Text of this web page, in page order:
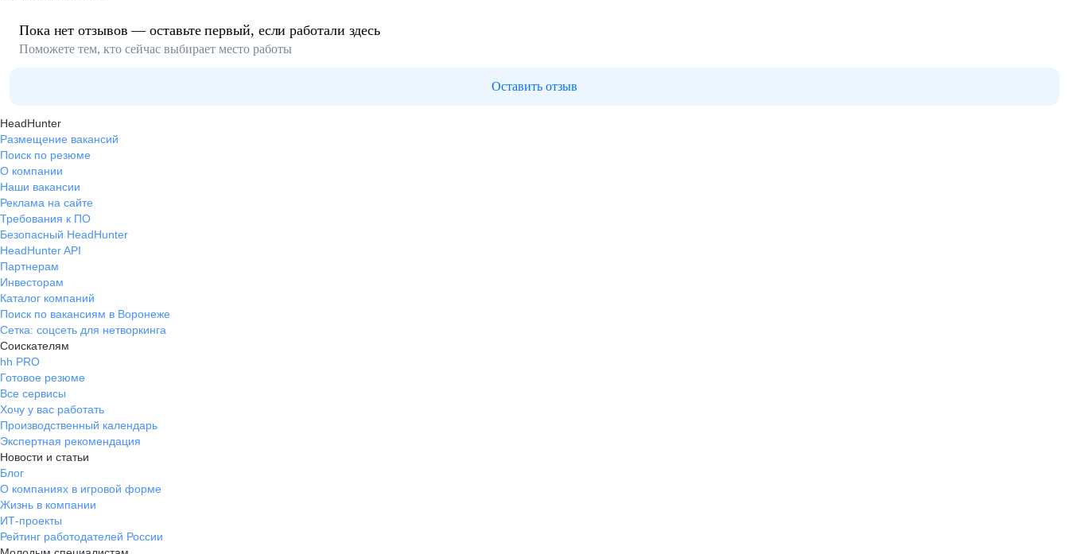
Пока нет отзывов — оставьте первый, если работали здесь
Поможете тем, кто сейчас выбирает место работы
Оставить отзыв
HeadHunter
Размещение вакансий
Поиск по резюме
О компании
Наши вакансии
Реклама на сайте
Требования к ПО
Безопасный HeadHunter
HeadHunter API
Партнерам
Инвесторам
Каталог компаний
Поиск по вакансиям в Воронеже
Сетка: соцсеть для нетворкинга
Соискателям
hh PRO
Готовое резюме
Все сервисы
Хочу у вас работать
Производственный календарь
Экспертная рекомендация
Новости и статьи
Блог
О компаниях в игровой форме
Жизнь в компании
ИТ-проекты
Рейтинг работодателей России